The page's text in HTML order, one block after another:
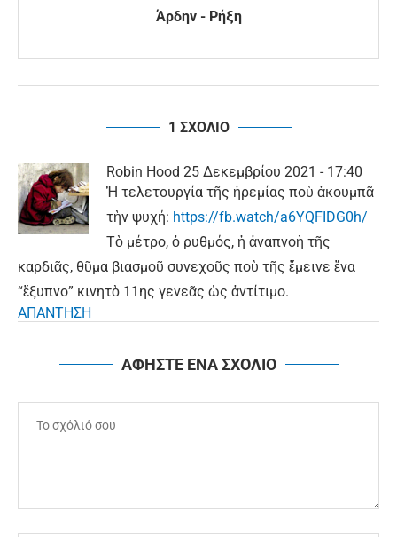
Άρδην - Ρήξη
1 ΣΧΟΛΙΟ
Robin Hood 25 Δεκεμβρίου 2021 - 17:40
Ἡ τελετουργία τῆς ἠρεμίας ποὺ ἀκουμπᾶ
τὴν ψυχή: https://fb.watch/a6YQFIDG0h/
Τὸ μέτρο, ὁ ρυθμός, ἡ ἀναπνοὴ τῆς
καρδιᾶς, θῦμα βιασμοῦ συνεχοῦς ποὺ τῆς ἔμεινε ἕνα
“ἔξυπνο” κινητὸ 11ης γενεᾶς ὡς ἀντίτιμο.
ΑΠΑΝΤΗΣΗ
ΑΦΗΣΤΕ ΕΝΑ ΣΧΟΛΙΟ